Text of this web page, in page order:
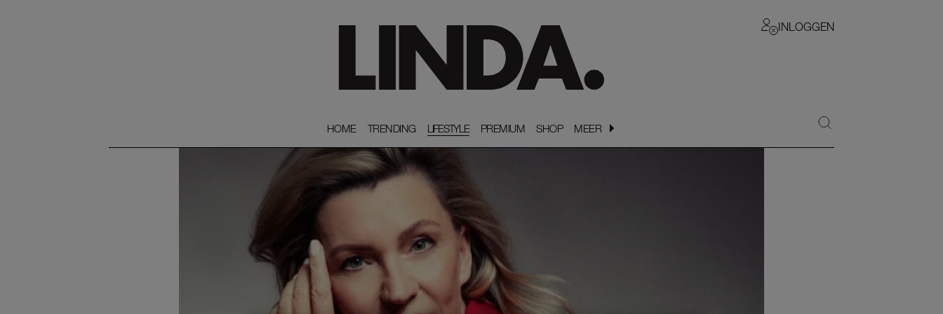
INLOGGEN
HOME
HOME TRENDING
TRENDING LIFESTYLE PREMIUM
PREMIUM SHOP
SHOP MEER
MEER